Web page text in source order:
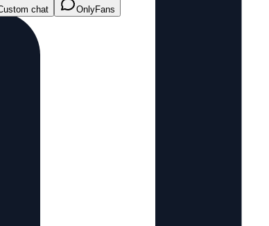
chat OnlyFans